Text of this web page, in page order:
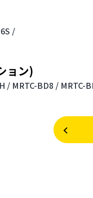
/
ョン)
/ MRTC-BD8 / MRTC-